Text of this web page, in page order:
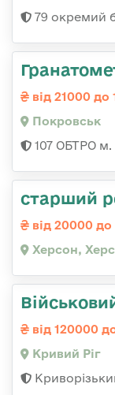
79 окремий
від 21000 до
Покровськ
107 ОБТРО
старший
від 20000
Херсон,
від 120000
Кривий Ріг